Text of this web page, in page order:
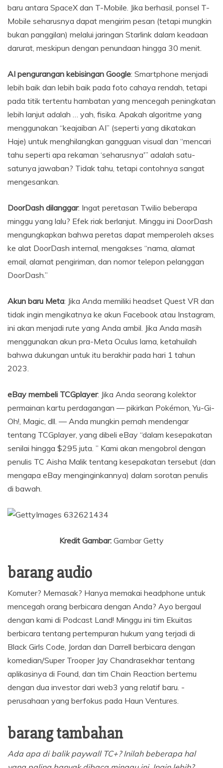
baru antara SpaceX dan T-Mobile. Jika berhasil, ponsel T-
Mobile seharusnya dapat mengirim pesan (tetapi mungkin
bukan panggilan) melalui jaringan Starlink dalam keadaan
darurat, meskipun dengan penundaan hingga 30 menit.
AI pengurangan kebisingan Google: Smartphone menjadi
lebih baik dan lebih baik pada foto cahaya rendah, tetapi
pada titik tertentu hambatan yang mencegah peningkatan
lebih lanjut adalah … yah, fisika. Apakah algoritme yang
menggunakan “keajaiban AI” (seperti yang dikatakan
Haje) untuk menghilangkan gangguan visual dan “mencari
tahu seperti apa rekaman ‘seharusnya'” adalah satu-
satunya jawaban? Tidak tahu, tetapi contohnya sangat
mengesankan.
DoorDash dilanggar: Ingat peretasan Twilio beberapa
minggu yang lalu? Efek riak berlanjut. Minggu ini DoorDash
mengungkapkan bahwa peretas dapat memperoleh akses
ke alat DoorDash internal, mengakses “nama, alamat
email, alamat pengiriman, dan nomor telepon pelanggan
DoorDash.”
Akun baru Meta: Jika Anda memiliki headset Quest VR dan
tidak ingin mengikatnya ke akun Facebook atau Instagram,
ini akan menjadi rute yang Anda ambil. Jika Anda masih
menggunakan akun pra-Meta Oculus lama, ketahuilah
bahwa dukungan untuk itu berakhir pada hari 1 tahun
2023.
eBay membeli TCGplayer: Jika Anda seorang kolektor
permainan kartu perdagangan — pikirkan Pokémon, Yu-Gi-
Oh!, Magic, dll. — Anda mungkin pernah mendengar
tentang TCGplayer, yang dibeli eBay “dalam kesepakatan
senilai hingga $295 juta. ” Kami akan mengobrol dengan
penulis TC Aisha Malik tentang kesepakatan tersebut (dan
mengapa eBay menginginkannya) dalam sorotan penulis
di bawah.
Kredit Gambar: Gambar Getty
barang audio
Komuter? Memasak? Hanya memakai headphone untuk
mencegah orang berbicara dengan Anda? Ayo bergaul
dengan kami di Podcast Land! Minggu ini tim Ekuitas
berbicara tentang pertempuran hukum yang terjadi di
Black Girls Code, Jordan dan Darrell berbicara dengan
komedian/Super Trooper Jay Chandrasekhar tentang
aplikasinya di Found, dan tim Chain Reaction bertemu
dengan dua investor dari web3 yang relatif baru. -
perusahaan yang berfokus pada Haun Ventures.
barang tambahan
Ada apa di balik paywall TC+? Inilah beberapa hal